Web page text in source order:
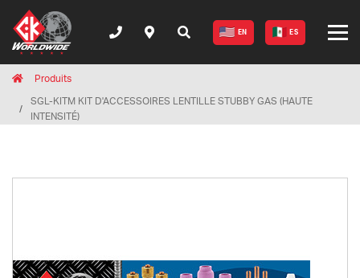
EN ES
HomeProduits
SGL-KITM KIT D'ACCESSOIRES LENTILLE STUBBY GAS (HAUTE
INTENSITÉ)